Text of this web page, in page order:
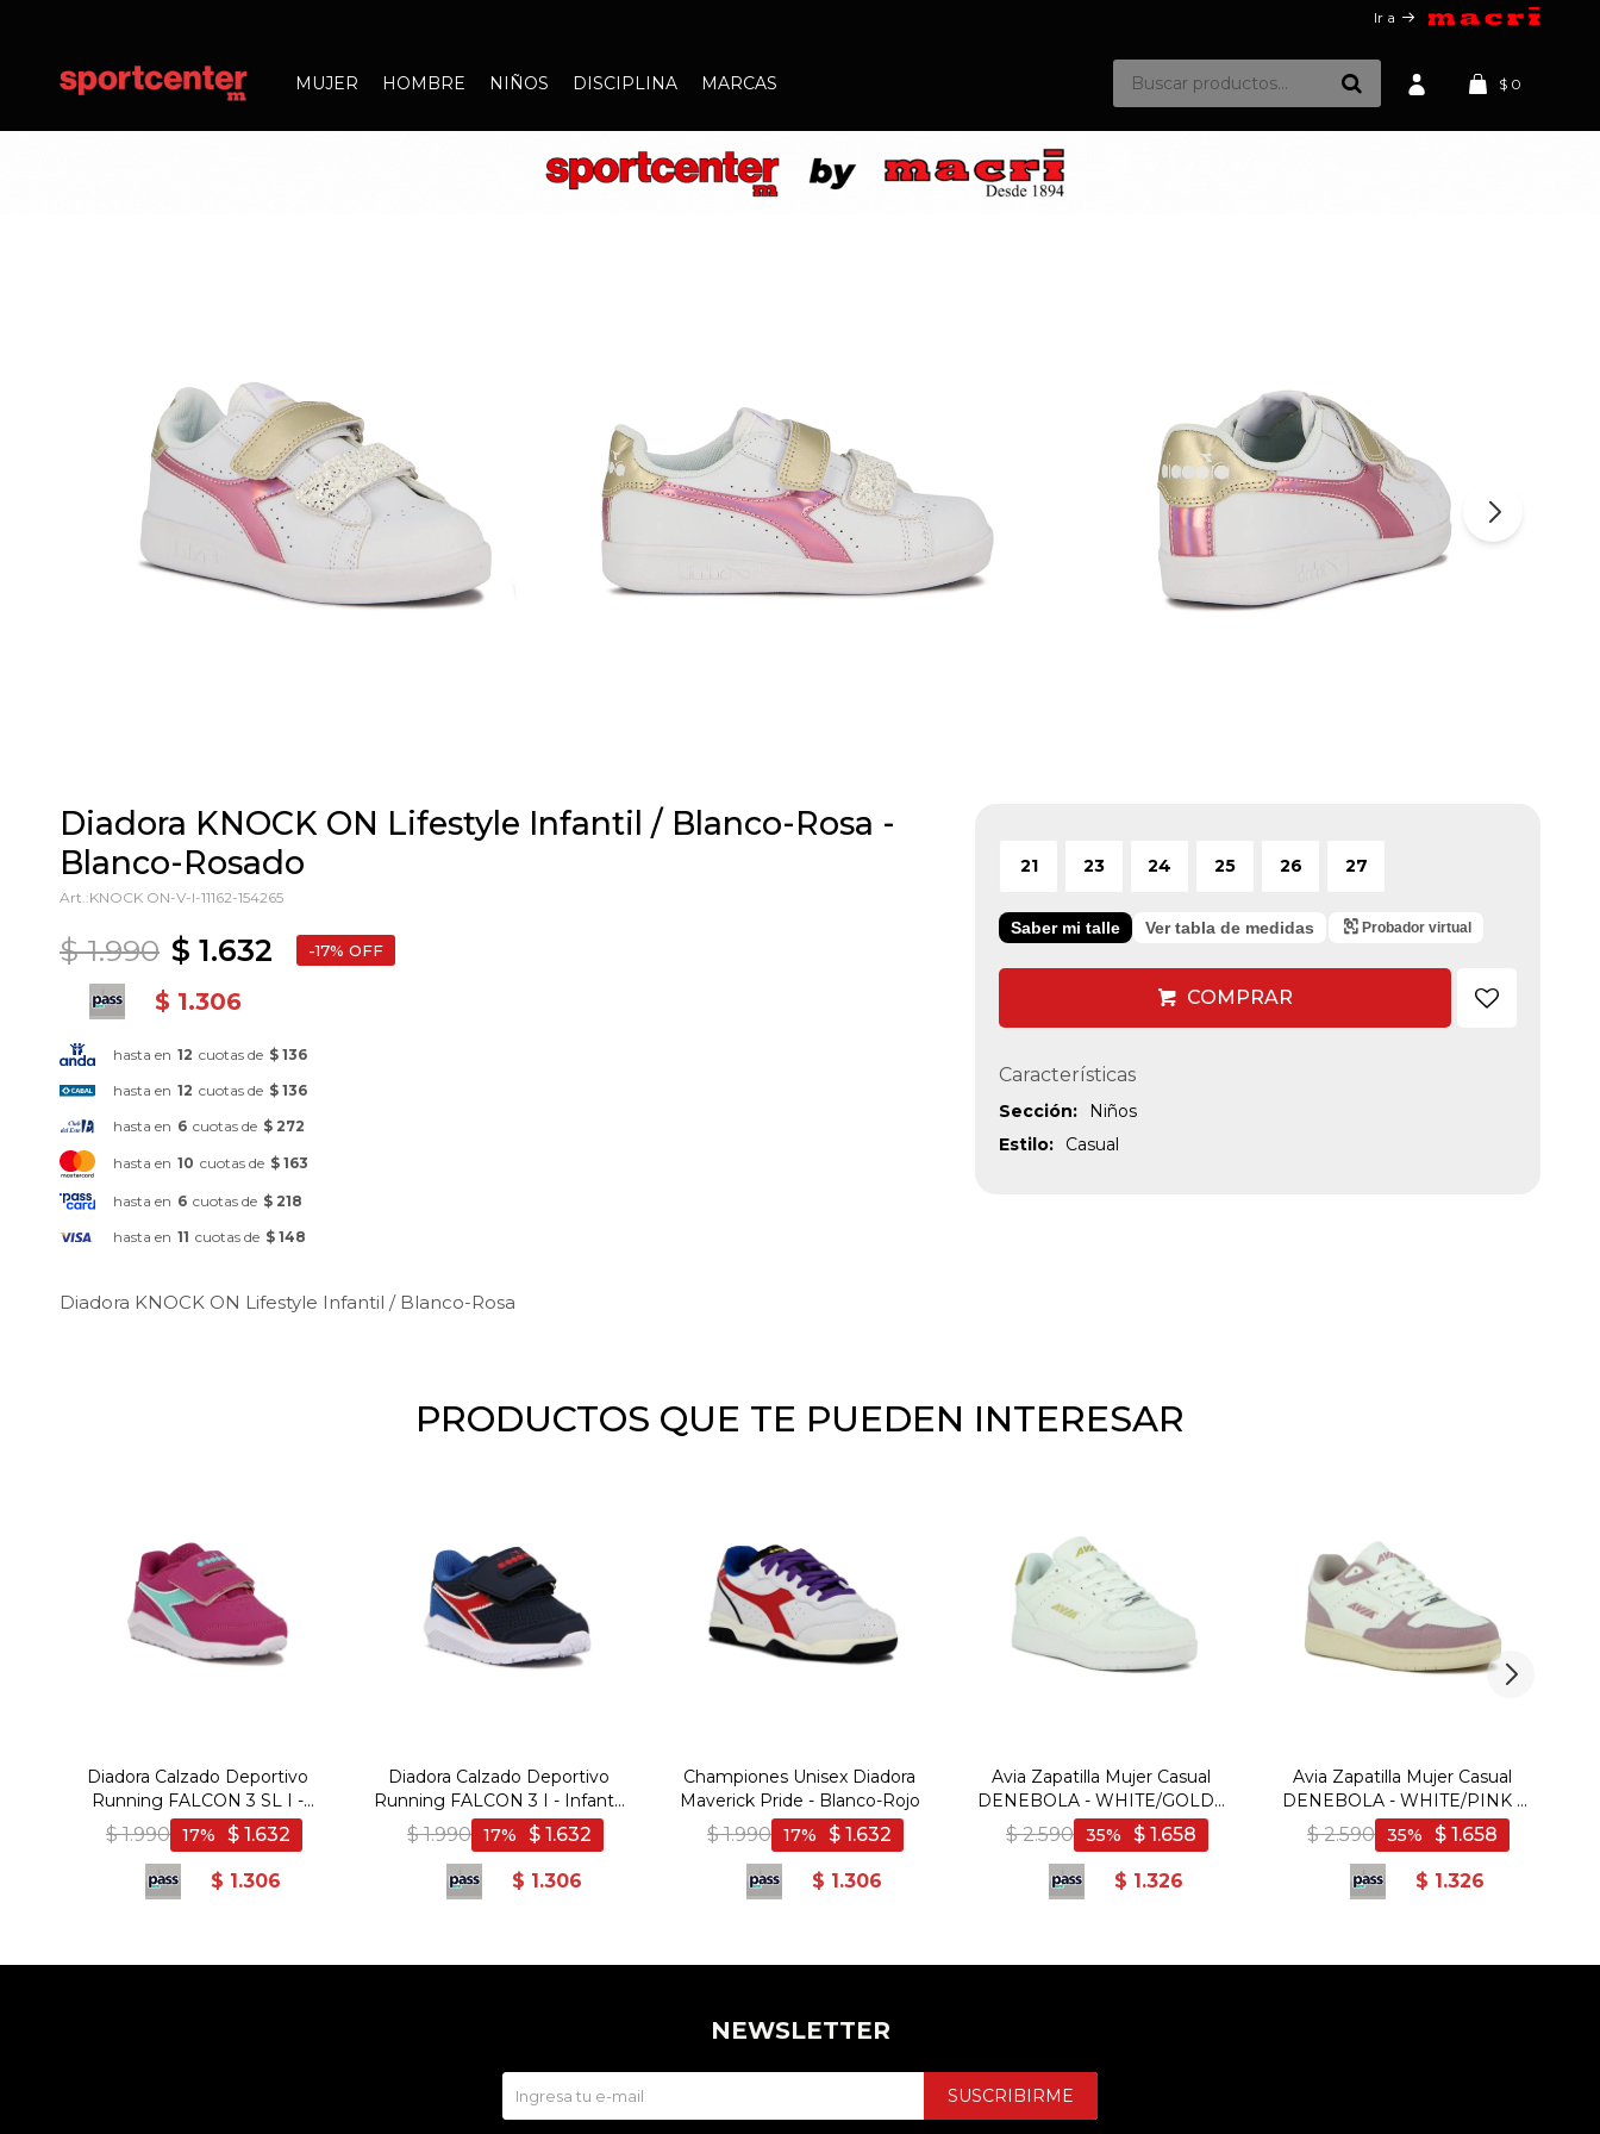
MUJER HOMBRE NIÑOS DISCIPLINA MARCAS $ 0
Ir a
Diadora KNOCK ON Lifestyle Infantil / Blanco-Rosa -
Blanco-Rosado
KNOCK ON-V-I-11162-154265
$ 1.632
$ 1.990 17
$ 1.306
hasta en 12 cuotas de $ 136
hasta en 12 cuotas de $ 136
hasta en 6 cuotas de $ 272
hasta en 10 cuotas de $ 163
hasta en 6 cuotas de $ 218
hasta en 11 cuotas de $ 148
Diadora KNOCK ON Lifestyle Infantil / Blanco-Rosa
21 23 24 25 26 27
Saber mi talle Ver tabla de medidas Probador virtual
COMPRAR
Características
Sección
Niños
Estilo
Casual
PRODUCTOS QUE TE PUEDEN INTERESAR
Diadora Calzado Deportivo
Running FALCON 3 SL I -
Infant - Violeta-Azul
$ 1.990 $ 1.632
17
$ 1.306
Diadora Calzado Deportivo
Running FALCON 3 I - Infant -
Azul-Rojo
$ 1.990 $ 1.632
17
$ 1.306
Championes Unisex Diadora
Maverick Pride - Blanco-Rojo
$ 1.990 $ 1.632
17
$ 1.306
Avia Zapatilla Mujer Casual
DENEBOLA - WHITE/GOLD -
Blanco-Dorado
$ 2.590 $ 1.658
35
$ 1.326
Avia Zapatilla Mujer Casual
DENEBOLA - WHITE/PINK -
Blanco-Rosado
$ 2.590 $ 1.658
35
$ 1.326
NEWSLETTER
SUSCRIBIRME